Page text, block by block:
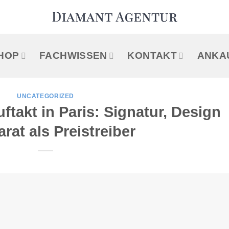
FACHWISSEN KONTAKT
UNCATEGORIZED
in Paris: Signatur, Design
als Preistreiber